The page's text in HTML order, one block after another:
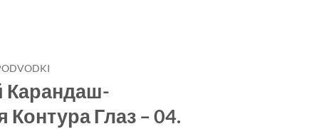
Карандаш-
Глаз – 04.